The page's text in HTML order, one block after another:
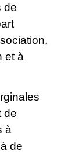
de
et à
de
à
de